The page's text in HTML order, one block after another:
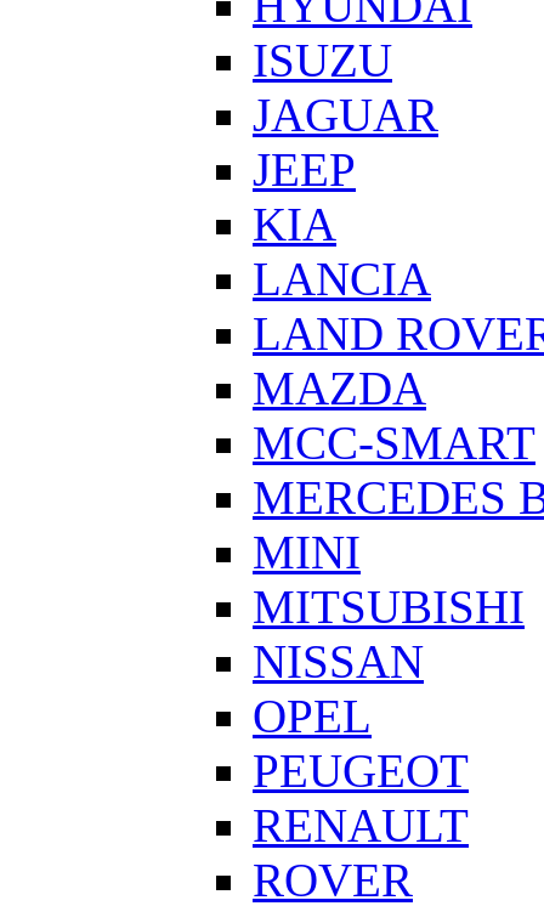
ISUZU
JAGUAR
JEEP
KIA
LANCIA
LAND
MAZDA
MCC-SMART
MERCEDES
MINI
MITSUBISHI
NISSAN
OPEL
PEUGEOT
RENAULT
ROVER